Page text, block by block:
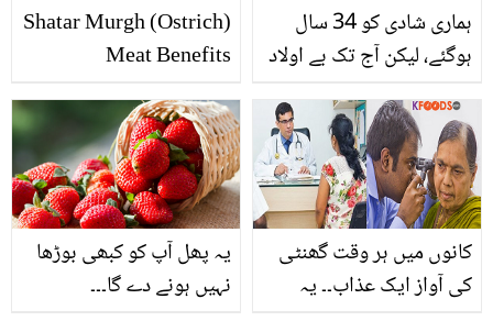
Shatar Murgh (Ostrich)
Meat Benefits
ہماری شادی کو 34 سال
ہوگئے، لیکن آج تک بے اولاد
جوڑیاں جن کی کوئی اولاد
نہیں
یہ پھل آپ کو کبھی بوڑھا
نہیں ہونے دے گا۔۔۔
کانوں میں ہر وقت گھنٹی
کی آواز ایک عذاب۔۔ یہ